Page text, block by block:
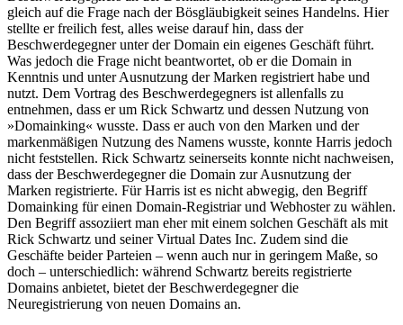
gleich auf die Frage nach der Bösgläubigkeit seines Handelns. Hier
stellte er freilich fest, alles weise darauf hin, dass der
Beschwerdegegner unter der Domain ein eigenes Geschäft führt.
Was jedoch die Frage nicht beantwortet, ob er die Domain in
Kenntnis und unter Ausnutzung der Marken registriert habe und
nutzt. Dem Vortrag des Beschwerdegegners ist allenfalls zu
entnehmen, dass er um Rick Schwartz und dessen Nutzung von
»Domainking« wusste. Dass er auch von den Marken und der
markenmäßigen Nutzung des Namens wusste, konnte Harris jedoch
nicht feststellen. Rick Schwartz seinerseits konnte nicht nachweisen,
dass der Beschwerdegegner die Domain zur Ausnutzung der
Marken registrierte. Für Harris ist es nicht abwegig, den Begriff
Domainking für einen Domain-Registriar und Webhoster zu wählen.
Den Begriff assoziiert man eher mit einem solchen Geschäft als mit
Rick Schwartz und seiner Virtual Dates Inc. Zudem sind die
Geschäfte beider Parteien – wenn auch nur in geringem Maße, so
doch – unterschiedlich: während Schwartz bereits registrierte
Domains anbietet, bietet der Beschwerdegegner die
Neuregistrierung von neuen Domains an.